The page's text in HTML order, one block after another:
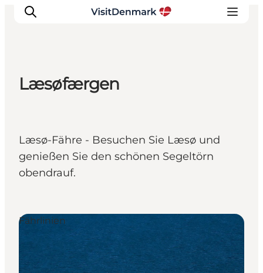
Erlebnisse
Unterkünfte
Reiseplanung
Læsøfærgen
Læsø-Fähre - Besuchen Sie Læsø und
genießen Sie den schönen Segeltörn
obendrauf.
Fährlinien